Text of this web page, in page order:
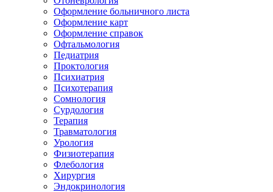
Оформление больничного листа
Оформление карт
Оформление справок
Офтальмология
Педиатрия
Проктология
Психиатрия
Психотерапия
Сомнология
Сурдология
Терапия
Травматология
Урология
Физиотерапия
Флебология
Хирургия
Эндокринология